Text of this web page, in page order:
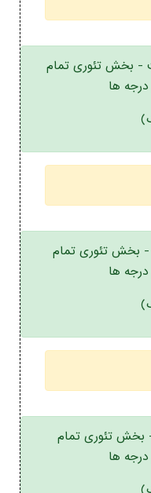
- بخش تئوری تمام
ها
- بخش تئوری تمام
ها
- بخش تئوری تمام
ها